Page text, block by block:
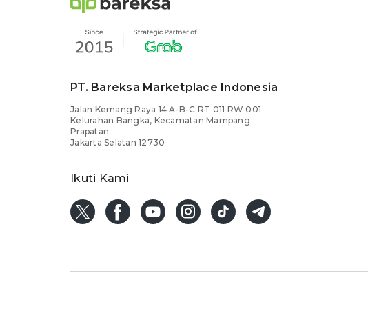
PT. Bareksa Marketplace Indonesia
Jalan Kemang Raya 14 A-B-C RT 011 RW 001
Kelurahan Bangka, Kecamatan Mampang
Prapatan
Jakarta Selatan 12730
Ikuti Kami